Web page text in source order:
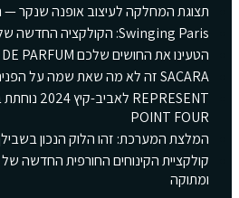
תצוגת המחלקה לעיצוב אופנה שנקר
Swinging Paris: הקולקציה החדשה של ba&sh
הטעינו את החושים שלכם GUCCI GUILTY ELIXIR DE PARFUM
SACARA זה לא מה שאת שמה על הפנים – זה הפנים
POINT FOUR
המלצת המערכת: זהו הלוק הנכון
קולקציית הקינוחים החורפית החדשה
ומתוקה